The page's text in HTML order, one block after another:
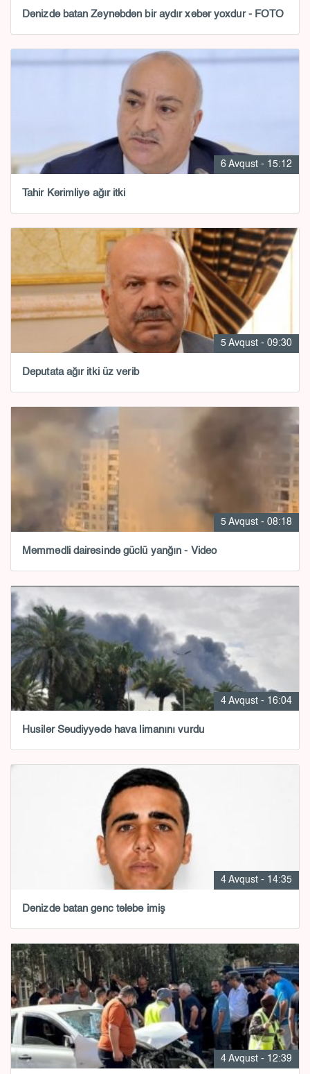
Dənizdə batan Zeynəbdən bir aydır xəbər yoxdur - FOTO
6 Avqust - 15:12
Tahir Kərimliyə ağır itki
5 Avqust - 09:30
Deputata ağır itki üz verib
5 Avqust - 08:18
Məmmədli dairəsində güclü yanğın - Video
4 Avqust - 16:04
Husilər Səudiyyədə hava limanını vurdu
4 Avqust - 14:35
Dənizdə batan gənc tələbə imiş
4 Avqust - 12:39